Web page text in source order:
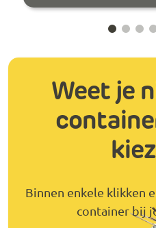
Weet je
Binnen enkele klikken
container bij